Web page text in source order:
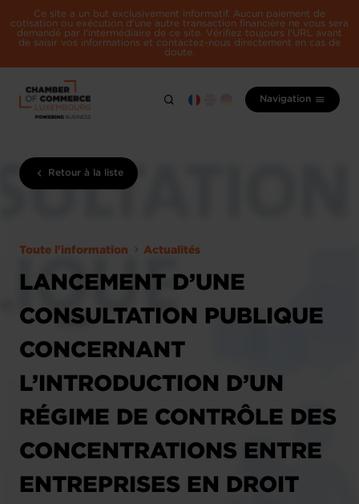
Ce site a un but exclusivement informatif. Aucun paiement de
cotisation ou exécution d'une autre transaction financière ne vous sera
demandé par l'intermédiaire de ce site. Vérifiez toujours l'URL avant
de saisir vos informations et contactez-nous directement en cas de
doute.
Navigation
Retour à la liste
Toute l'information Actualités
LANCEMENT D’UNE
CONSULTATION PUBLIQUE
CONCERNANT
L’INTRODUCTION D’UN
RÉGIME DE CONTRÔLE DES
CONCENTRATIONS ENTRE
ENTREPRISES EN DROIT